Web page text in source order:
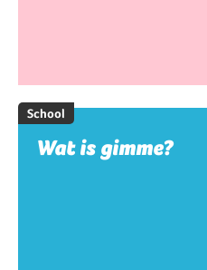
School
Wat is gimme?